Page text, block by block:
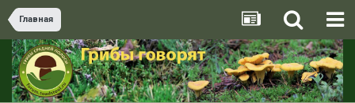
Главная